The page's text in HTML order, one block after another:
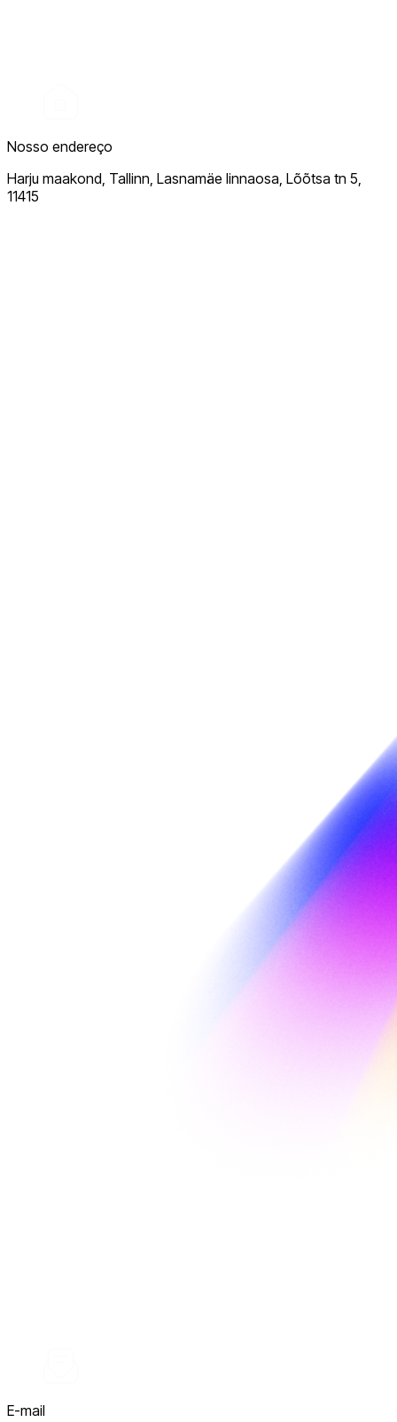
Nosso endereço
Harju maakond, Tallinn, Lasnamäe linnaosa, Lõõtsa tn 5,
11415
E-mail